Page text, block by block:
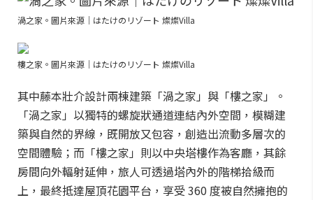
渦之家。圖片來源｜はたけのリゾート 燦燦Villa
樓之家。圖片來源｜はたけのリゾート 燦燦Villa
其中藤本壯介設計兩棟建築「渦之家」與「樓之家」。
「渦之家」以獨特的螺旋狀通道連結內外空間，模糊建
築與自然的界線，既開放又包容，創造出流動多層次的
空間體驗；而「樓之家」則以中央塔樓作為客廳，其餘
房間向外輻射延伸，旅人可透過塔內外的階梯拾級而
上，最終抵達屋頂花園平台，享受 360 度被自然擁抱的